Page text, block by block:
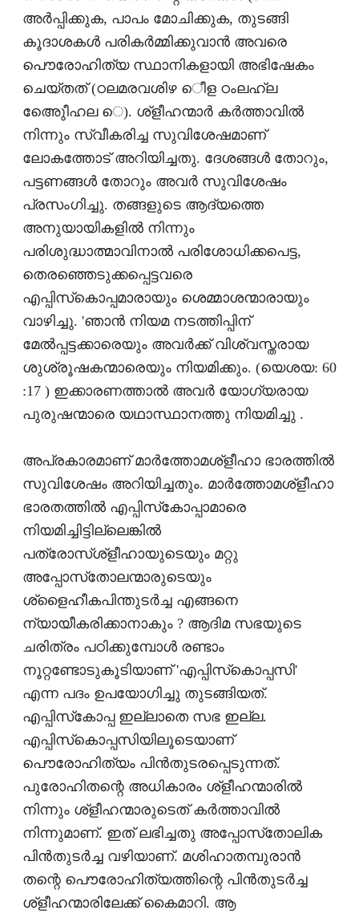
അര്‍പ്പിക്കുക, പാപം മോചിക്കുക, തുടങ്ങി
കൂദാശകള്‍ പരികര്‍മ്മിക്കുവാന്‍ അവരെ
പൌരോഹിത്യ സ്ഥാനികളായി അഭിഷേകം
ചെയ്തത് (ഠലമരവശിഴ െീള ഠംലഹ്‌ല
അുീേെഹല െ). ശ്‌ളീഹന്മാര്‍ കര്‍ത്താവില്‍
നിന്നും സ്വീകരിച്ച സുവിശേഷമാണ്
ലോകത്തോട് അറിയിച്ചതു. ദേശങ്ങള്‍ തോറും,
പട്ടണങ്ങള്‍ തോറും അവര്‍ സുവിശേഷം
പ്രസംഗിച്ചു. തങ്ങളുടെ ആദ്യത്തെ
അനുയായികളില്‍ നിന്നും
പരിശുദ്ധാത്മാവിനാല്‍ പരിശോധിക്കപെട്ട,
തെരഞ്ഞെടുക്കപ്പെട്ടവരെ
എപ്പിസ്‌കൊപ്പമാരായും ശെമ്മാശന്മാരായും
വാഴിച്ചു. 'ഞാന്‍ നിയമ നടത്തിപ്പിന്
മേല്‍പ്പട്ടക്കാരെയും അവര്‍ക്ക് വിശ്വസ്തരായ
ശുശ്രൂഷകന്മാരെയും നിയമിക്കും. (യെശയ: 60
:17 ) ഇക്കാരണത്താല്‍ അവര്‍ യോഗ്യരായ
പുരുഷന്മാരെ യഥാസ്ഥാനത്തു നിയമിച്ചു .
അപ്രകാരമാണ് മാര്‍ത്തോമശ്‌ളീഹാ ഭാരത്തില്‍
സുവിശേഷം അറിയിച്ചതും. മാര്‍ത്തോമശ്‌ളീഹാ
ഭാരതത്തില്‍ എപ്പിസ്‌കോപ്പാമാരെ
നിയമിച്ചിട്ടില്ലെങ്കില്‍
പത്രോസ്ശ്‌ളീഹായുടെയും മറ്റു
അപ്പോസ്‌തോലന്മാരുടെയും
ശ്‌ളൈഹീകപിന്തുടര്‍ച്ച എങ്ങനെ
ന്യായീകരിക്കാനാകും ? ആദിമ സഭയുടെ
ചരിത്രം പഠിക്കുമ്പോള്‍ രണ്ടാം
നൂറ്റണ്ടോടുകൂടിയാണ് 'എപ്പിസ്‌കൊപ്പസി'
എന്ന പദം ഉപയോഗിച്ചു തുടങ്ങിയത്.
എപ്പിസ്‌കോപ്പ ഇല്ലാതെ സഭ ഇല്ല.
എപ്പിസ്‌കൊപ്പസിയിലൂടെയാണ്
പൌരോഹിത്യം പിന്‍തുടരപ്പെടുന്നത്.
പുരോഹിതന്റെ അധികാരം ശ്‌ളീഹന്മാരില്‍
നിന്നും ശ്‌ളീഹന്മാരുടെത് കര്‍ത്താവില്‍
നിന്നുമാണ്. ഇത് ലഭിച്ചതു അപ്പോസ്‌തോലിക
പിന്‍തുടര്‍ച്ച വഴിയാണ്. മശിഹാതമ്പുരാന്‍
തന്റെ പൌരോഹിത്യത്തിന്റെ പിന്‍തുടര്‍ച്ച
ശ്‌ളീഹന്മാരിലേക്ക് കൈമാറി. ആ